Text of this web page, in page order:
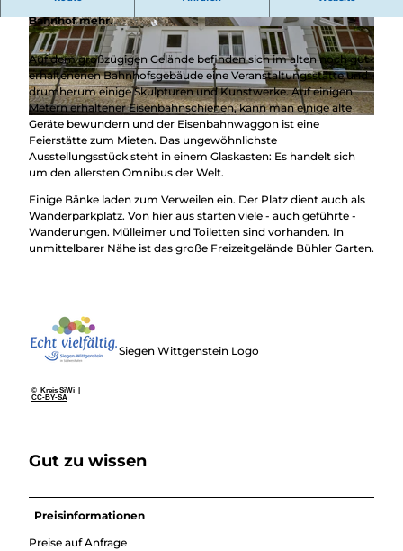
Überblick
Camping &
Wohnmobil
Trekkingplätze
Nachhaltig
bei uns
unterwegs
© Anna Meurer, REACT-EU / Kreis Siegen-Wittgenstein |CC-BY-SA
© Anna Meurer, REACT-EU / Kreis Siegen-Witt
genstein |
CC-BY-SA
© Achim Meurer |CC-BY-SA
Der Bahnhof Deuz ist heutzutage vieles, aber sicher kein
Bahnhof mehr.
Auf dem großzügigen Gelände befinden sich im alten noch gut
erhaltenenen Bahnhofsgebäude eine Veranstaltungsstätte und
drumherum einige Skulpturen und Kunstwerke. Auf einigen
Metern erhaltener Eisenbahnschienen, kann man einige alte
Geräte bewundern und der Eisenbahnwaggon ist eine
Feierstätte zum Mieten. Das ungewöhnlichste
Ausstellungsstück steht in einem Glaskasten: Es handelt sich
um den allersten Omnibus der Welt.
Einige Bänke laden zum Verweilen ein. Der Platz dient auch als
Wanderparkplatz. Von hier aus starten viele - auch geführte -
Wanderungen. Mülleimer und Toiletten sind vorhanden. In
unmittelbarer Nähe ist das große Freizeitgelände Bühler Garten.
© Kreis SiWi |
CC-BY-SA
Siegen Wittgenstein Logo
Gut zu wissen
Preisinformationen
Preise auf Anfrage